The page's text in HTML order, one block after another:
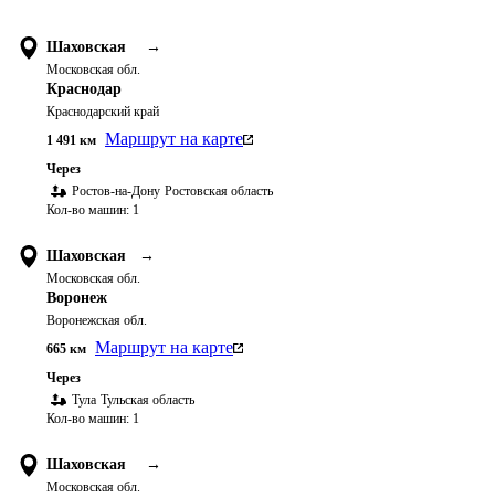
Шаховская →
Московская обл.
Краснодар
Краснодарский край
1 491 км Маршрут на карте
Через
Ростов-на-Дону Ростовская область
Кол-во машин: 1
Шаховская →
Московская обл.
Воронеж
Воронежская обл.
665 км Маршрут на карте
Через
Тула Тульская область
Кол-во машин: 1
Шаховская →
Московская обл.